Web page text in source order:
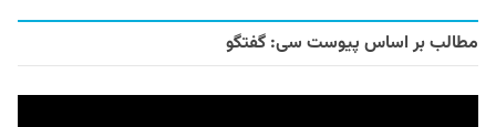
مطالب بر اساس پیوست سی: گفتگو